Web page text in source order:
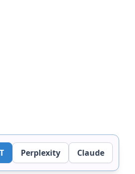
Perplexity Claude